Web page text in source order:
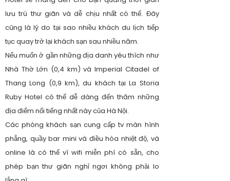
lưu trú thư giãn và dễ chịu nhất có thể. Đây
cũng là lý do tại sao nhiều khách du lịch tiếp
tục quay trở lại khách sạn sau nhiều năm.
Nếu muốn ở gần những địa danh yêu thích như
Nhà Thờ Lớn (0,4 km) và Imperial Citadel of
Thang Long (0,9 km), du khách tại La Storia
Ruby Hotel có thể dễ dàng đến thăm những
địa điểm nổi tiếng nhất này của Hà Nội.
Các phòng khách sạn cung cấp tv màn hình
phẳng, quầy bar mini và điều hòa nhiệt độ, và
online là có thể vì wifi miễn phí có sẵn, cho
phép bạn thư giãn nghỉ ngơi không phải lo